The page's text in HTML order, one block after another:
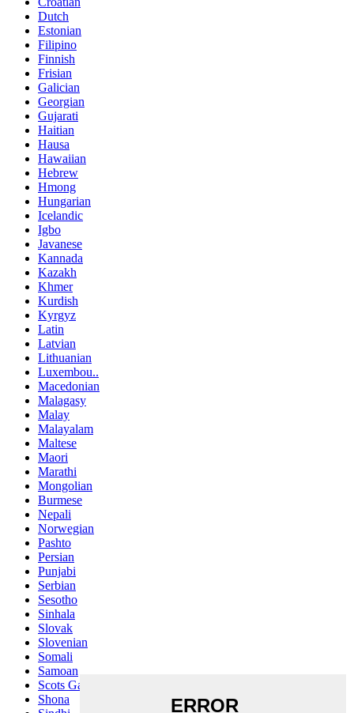
Dutch
Estonian
Filipino
Finnish
Frisian
Galician
Georgian
Gujarati
Haitian
Hausa
Hawaiian
Hebrew
Hmong
Hungarian
Icelandic
Igbo
Javanese
Kannada
Kazakh
Khmer
Kurdish
Kyrgyz
Latin
Latvian
Lithuanian
Luxembou..
Macedonian
Malagasy
Malay
Malayalam
Maltese
Maori
Marathi
Mongolian
Burmese
Nepali
Norwegian
Pashto
Persian
Punjabi
Serbian
Sesotho
Sinhala
Slovak
Slovenian
Somali
Samoan
Scots Gaelic
Shona